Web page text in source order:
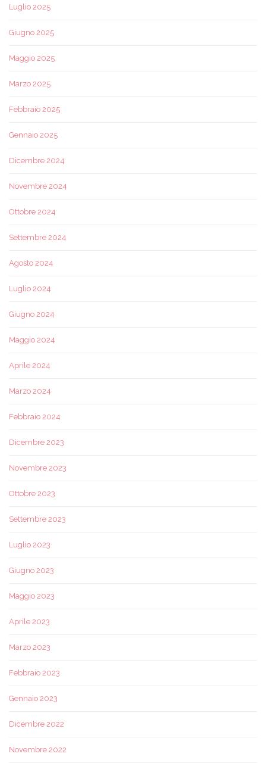
Luglio 2025
Giugno 2025
Maggio 2025
Marzo 2025
Febbraio 2025
Gennaio 2025
Dicembre 2024
Novembre 2024
Ottobre 2024
Settembre 2024
Agosto 2024
Luglio 2024
Giugno 2024
Maggio 2024
Aprile 2024
Marzo 2024
Febbraio 2024
Dicembre 2023
Novembre 2023
Ottobre 2023
Settembre 2023
Luglio 2023
Giugno 2023
Maggio 2023
Aprile 2023
Marzo 2023
Febbraio 2023
Gennaio 2023
Dicembre 2022
Novembre 2022